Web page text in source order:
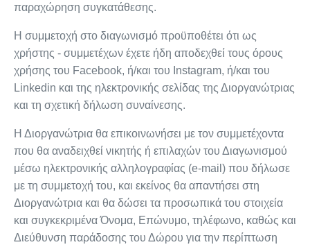
παραχώρηση συγκατάθεσης.
Η συμμετοχή στο διαγωνισμό προϋποθέτει ότι ως
χρήστης - συμμετέχων έχετε ήδη αποδεχθεί τους όρους
χρήσης του Facebook, ή/και του Instagram, ή/και του
Linkedin και της ηλεκτρονικής σελίδας της Διοργανώτριας
και τη σχετική δήλωση συναίνεσης.
Η Διοργανώτρια θα επικοινωνήσει με τον συμμετέχοντα
που θα αναδειχθεί νικητής ή επιλαχών του Διαγωνισμού
μέσω ηλεκτρονικής αλληλογραφίας (e-mail) που δήλωσε
με τη συμμετοχή του, και εκείνος θα απαντήσει στη
Διοργανώτρια και θα δώσει τα προσωπικά του στοιχεία
και συγκεκριμένα Όνομα, Επώνυμο, τηλέφωνο, καθώς και
Διεύθυνση παράδοσης του Δώρου για την περίπτωση